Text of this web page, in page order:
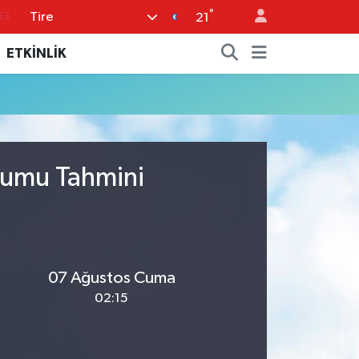
Tire 21 °
ETKİNLİK
Tahmini
07 Ağustos Cuma
02:15